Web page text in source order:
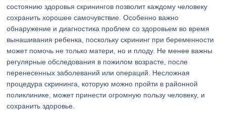
состоянию здоровья скринингов позволит каждому человеку
сохранить хорошее самочувствие. Особенно важно
обнаружение и диагностика проблем со здоровьем во время
вынашивания ребенка, поскольку скрининг при беременности
может помочь не только матери, но и плоду. Не менее важны
регулярные обследования в пожилом возрасте, после
перенесенных заболеваний или операций. Несложная
процедура скрининга, которую можно пройти в районной
поликлинике, может принести огромную пользу человеку, и
сохранить здоровье.